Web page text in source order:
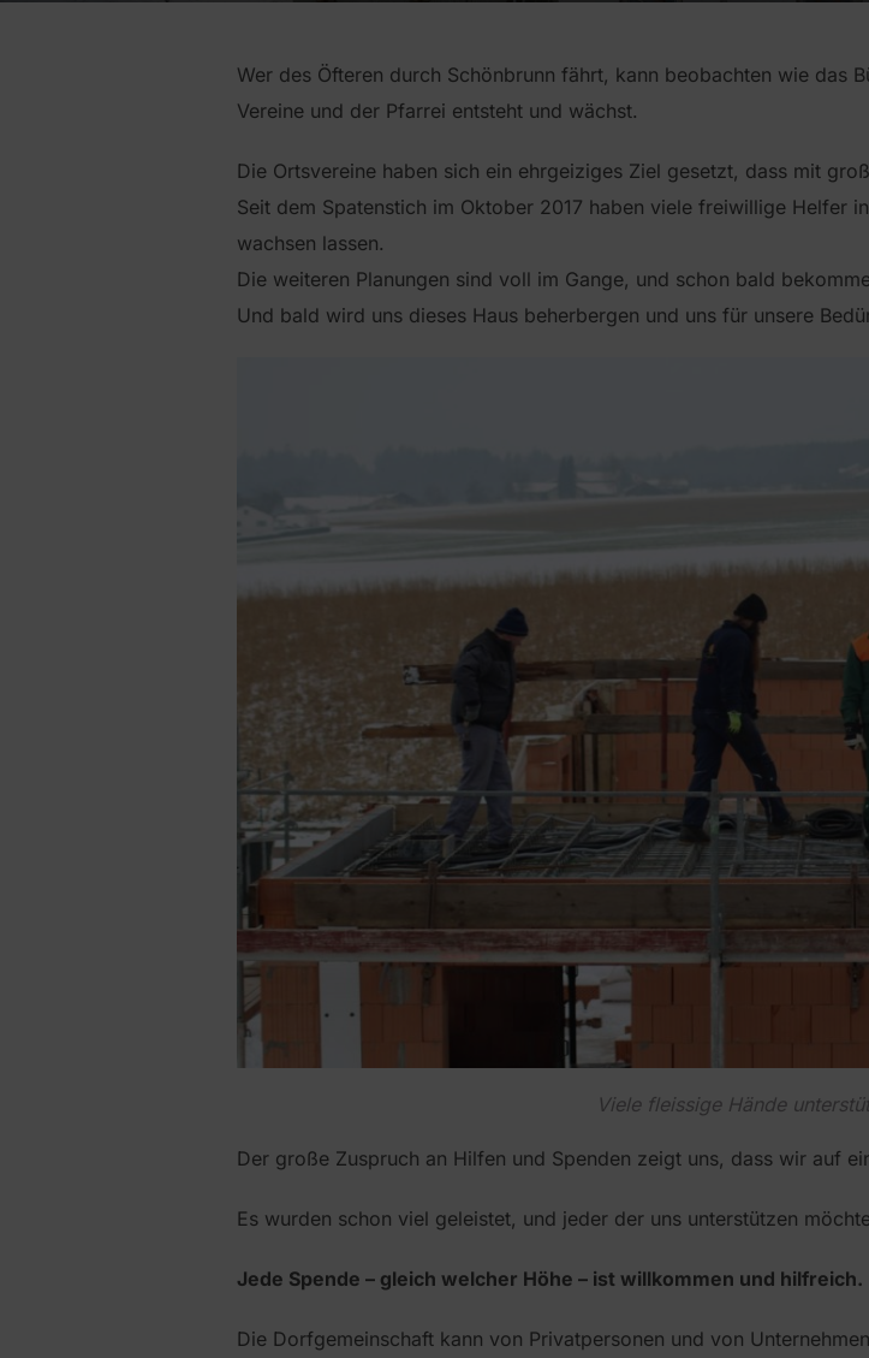
Wer des Öfteren durch Schönbrunn fährt, kann beobachten wie das
Vereine und der Pfarrei entsteht und wächst.
Die Ortsvereine haben sich ein ehrgeiziges Ziel gesetzt, dass mit
Seit dem Spatenstich im Oktober 2017 haben viele freiwillige Helfer
wachsen lassen.
Die weiteren Planungen sind voll im Gange, und schon bald
Und bald wird uns dieses Haus beherbergen und uns für unsere
Viele fleissige Hände
Der große Zuspruch an Hilfen und Spenden zeigt uns, dass wir auf
Es wurden schon viel geleistet, und jeder der uns unterstützen
Jede Spende – gleich welcher Höhe – ist willkommen und hilfreich.
Die Dorfgemeinschaft kann von Privatpersonen und von